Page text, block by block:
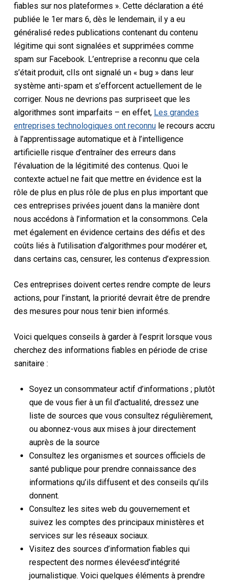
fiables sur nos plateformes ». Cette déclaration a été
publiée le 1er mars 6, dès le lendemain, il y a eu
généralisé redes publications contenant du contenu
légitime qui sont signalées et supprimées comme
spam sur Facebook. L’entreprise a reconnu que cela
s’était produit, cIls ont signalé un « bug » dans leur
système anti-spam et s’efforcent actuellement de le
corriger. Nous ne devrions pas surpriseet que les
algorithmes sont imparfaits – en effet, Les grandes
entreprises technologiques ont reconnule recours accru
à l’apprentissage automatique et à l’intelligence
artificielle risque d’entraîner des erreurs dans
l’évaluation de la légitimité des contenus. Quoi le
contexte actuel ne fait que mettre en évidence est la
rôle de plus en plus rôle de plus en plus important que
ces entreprises privées jouent dans la manière dont
nous accédons à l’information et la consommons. Cela
met également en évidence certains des défis et des
coûts liés à l’utilisation d’algorithmes pour modérer et,
dans certains cas, censurer, les contenus d’expression.
Ces entreprises doivent certes rendre compte de leurs
actions, pour l’instant, la priorité devrait être de prendre
des mesures pour nous tenir bien informés.
Voici quelques conseils à garder à l’esprit lorsque vous
cherchez des informations fiables en période de crise
sanitaire :
Soyez un consommateur actif d’informations ; plutôt
que de vous fier à un fil d’actualité, dressez une
liste de sources que vous consultez régulièrement,
ou abonnez-vous aux mises à jour directement
auprès de la source
Consultez les organismes et sources officiels de
santé publique pour prendre connaissance des
informations qu’ils diffusent et des conseils qu’ils
donnent.
Consultez les sites web du gouvernement et
suivez les comptes des principaux ministères et
services sur les réseaux sociaux.
Visitez des sources d’information fiables qui
respectent des normes élevéesd’intégrité
journalistique. Voici quelques éléments à prendre